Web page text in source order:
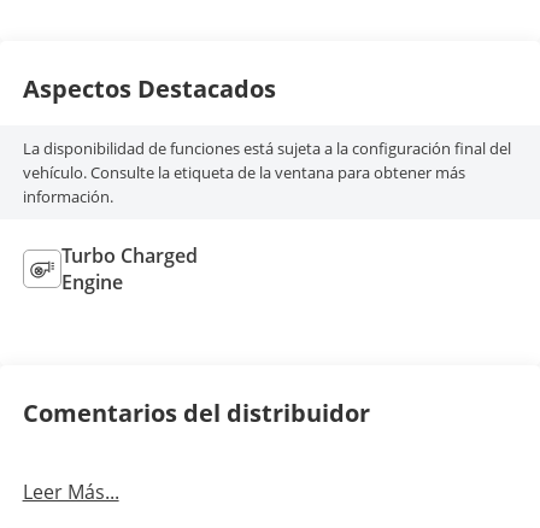
Aspectos Destacados
La disponibilidad de funciones está sujeta a la configuración final del
vehículo. Consulte la etiqueta de la ventana para obtener más
información.
Turbo Charged
Engine
Comentarios del distribuidor
Leer Más...